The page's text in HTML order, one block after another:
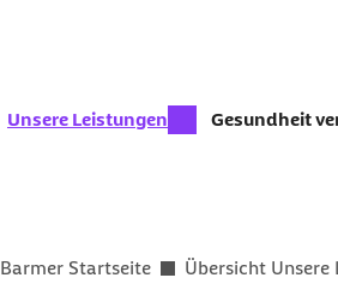
zur Zeit aktiv:
Unsere Leistungen Gesundheit
Sie befinden sich hier:
Barmer Startseite Übersicht Unsere